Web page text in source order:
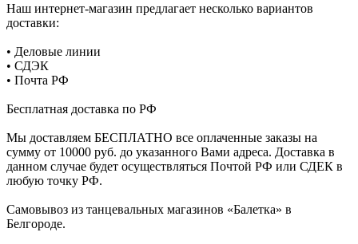
Наш интернет-магазин предлагает несколько вариантов
доставки:
• Деловые линии
• СДЭК
• Почта РФ
Бесплатная доставка по РФ
Мы доставляем БЕСПЛАТНО все оплаченные заказы на
сумму от 10000 руб. до указанного Вами адреса. Доставка в
данном случае будет осуществляться Почтой РФ или СДЕК в
любую точку РФ.
Самовывоз из танцевальных магазинов «Балетка» в
Белгороде.